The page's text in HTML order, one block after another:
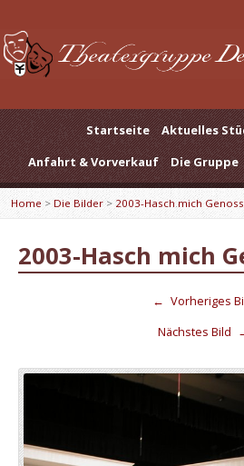
Startseite
Aktuelles
Anfahrt & Vorverkauf
Die Gruppe
Home > Die Bilder> 2003-Hasch mich
2003-Hasch mich
← Vorheriges
Nächstes Bild